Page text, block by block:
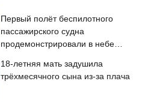
Первый полёт беспилотного
пассажирского судна
продемонстрировали в небе
18-летняя мать задушила
трёхмесячного сына из-за плача